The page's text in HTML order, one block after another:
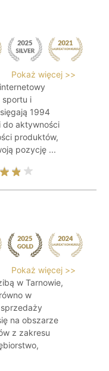
Pokaż więcej >>
sportu i
1994
do aktywności
produktów,
pozycję ...
Pokaż więcej >>
w Tarnowie,
w
na obszarze
z zakresu